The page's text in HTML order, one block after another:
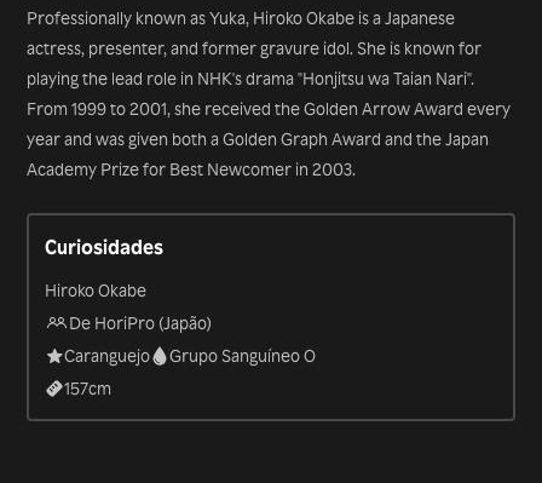
Professionally known as Yuka, Hiroko Okabe is a Japanese
actress, presenter, and former gravure idol. She is known for
playing the lead role in NHK's drama "Honjitsu wa Taian Nari".
From 1999 to 2001, she received the Golden Arrow Award every
year and was given both a Golden Graph Award and the Japan
Academy Prize for Best Newcomer in 2003.
Curiosidades
Hiroko Okabe
De HoriPro (Japão)
Caranguejo
Grupo Sanguíneo O
157cm